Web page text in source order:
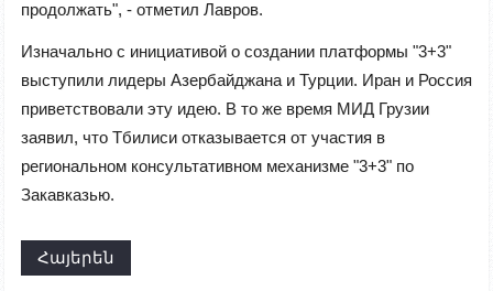
продолжать", - отметил Лавров.
Изначально с инициативой о создании платформы "3+3"
выступили лидеры Азербайджана и Турции. Иран и Россия
приветствовали эту идею. В то же время МИД Грузии
заявил, что Тбилиси отказывается от участия в
региональном консультативном механизме "3+3" по
Закавказью.
Հայերեն